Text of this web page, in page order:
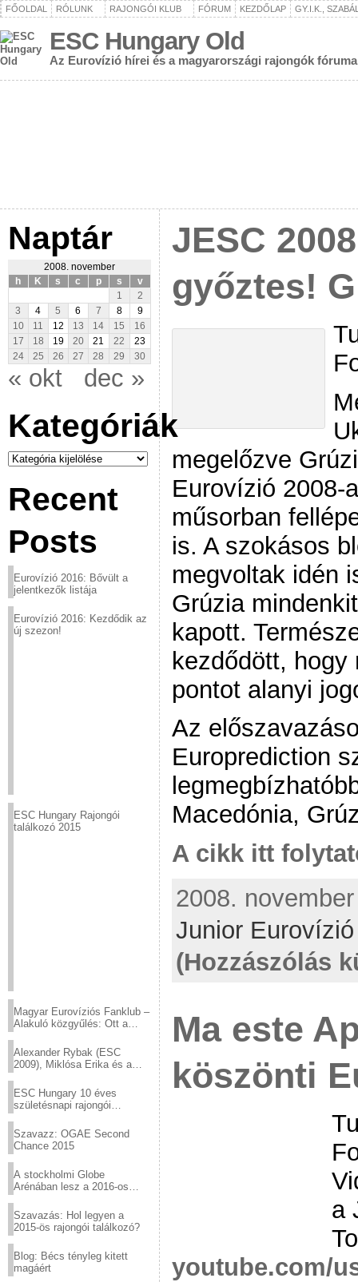
FŐOLDAL RÓLUNK RAJONGÓI KLUB FÓRUM KEZDŐLAP GY.I.K.,
ESC Hungary Old
Az Eurovízió hírei és a magyarországi rajongók fóruma
Naptár
2008. november
h
K s c p s
v
1
2
3
4 5 6 7 8
9
10
11 12 13 14 15
16
17
18 19 20 21 22
23
24
25 26 27 28 29 30
« okt dec »
Kategóriák
Kategóriák
Recent
Posts
Eurovízió 2016: Bővült a
jelentkezők listája
Eurovízió 2016: Kezdődik az
új szezon!
ESC Hungary Rajongói
találkozó 2015
Magyar Eurovíziós Fanklub –
Alakuló közgyűlés: Ott a
Alexander Rybak (ESC
2009), Miklósa Erika és a
sztárjai a Margitszigeten
ESC Hungary 10 éves
születésnapi rajongói
Szavazz: OGAE Second
Chance 2015
A stockholmi Globe
Arénában lesz a 2016-os
Szavazás: Hol legyen a
2015-ös rajongói találkozó?
Blog: Bécs tényleg kitett
magáért
JESC
győztes!
megelőzve
Eurovízió 2008-
műsorban
is. A szokásos
megvoltak idén
Grúzia
kapott.
kezdődött, hogy
pontot alanyi
Az
Europrediction
Macedónia,
A cikk itt
2008.
Junior
(Hozzászólás
Ma este
köszönti
a
youtube.com/